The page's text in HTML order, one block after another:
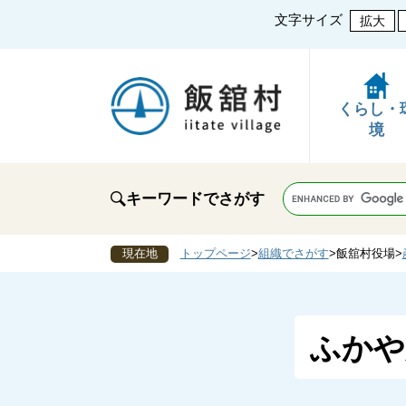
文字サイズ 拡大
くらし・
境
キーワードでさがす
現在地 トップページ>組織でさがす>飯舘村役場>
ふか